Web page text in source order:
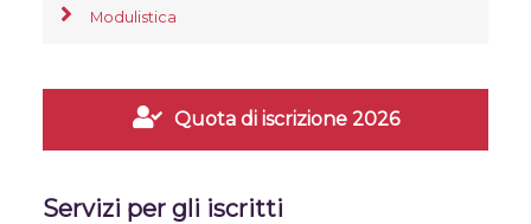
Modulistica
Quota di iscrizione 2026
Servizi per gli iscritti